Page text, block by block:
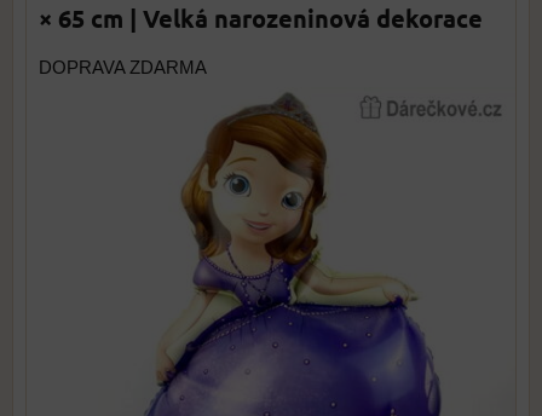
× 65 cm | Velká narozeninová dekorace
DOPRAVA ZDARMA